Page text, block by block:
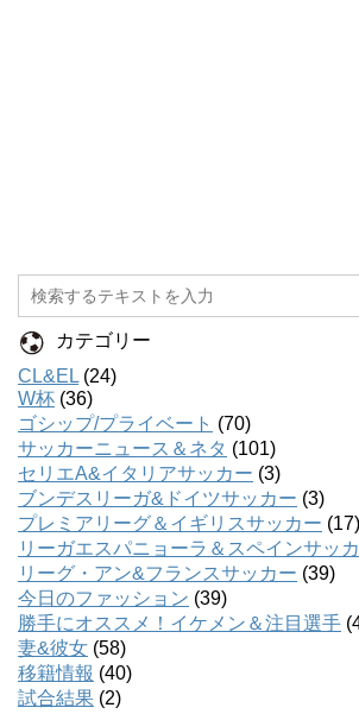
カテゴリー
CL&EL (24)
W杯 (36)
ゴシップ/プライベート (70)
サッカーニュース＆ネタ (101)
セリエA&イタリアサッカー (3)
ブンデスリーガ&ドイツサッカー (3)
プレミアリーグ＆イギリスサッカー (17)
リーガエスパニョーラ＆スペインサッ
リーグ・アン&フランスサッカー (39)
今日のファッション (39)
勝手にオススメ！イケメン＆注目選手
妻&彼女 (58)
移籍情報 (40)
試合結果 (2)